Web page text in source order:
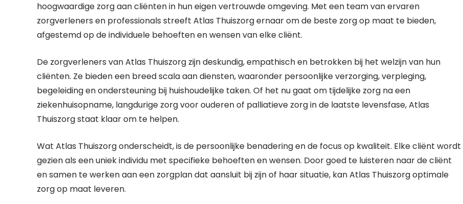
hoogwaardige zorg aan cliënten in hun eigen vertrouwde omgeving. Met een team van ervaren
zorgverleners en professionals streeft Atlas Thuiszorg ernaar om de beste zorg op maat te bieden,
afgestemd op de individuele behoeften en wensen van elke cliënt.
De zorgverleners van Atlas Thuiszorg zijn deskundig, empathisch en betrokken bij het welzijn van hun
cliënten. Ze bieden een breed scala aan diensten, waaronder persoonlijke verzorging, verpleging,
begeleiding en ondersteuning bij huishoudelijke taken. Of het nu gaat om tijdelijke zorg na een
ziekenhuisopname, langdurige zorg voor ouderen of palliatieve zorg in de laatste levensfase, Atlas
Thuiszorg staat klaar om te helpen.
Wat Atlas Thuiszorg onderscheidt, is de persoonlijke benadering en de focus op kwaliteit. Elke cliënt wordt
gezien als een uniek individu met specifieke behoeften en wensen. Door goed te luisteren naar de cliënt
en samen te werken aan een zorgplan dat aansluit bij zijn of haar situatie, kan Atlas Thuiszorg optimale
zorg op maat leveren.